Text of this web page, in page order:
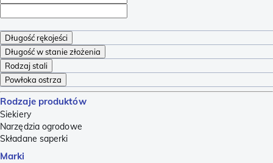
Długość rękojeści
Długość w stanie złożenia
Rodzaj stali
Powłoka ostrza
Rodzaje produktów
Siekiery
Narzędzia ogrodowe
Składane saperki
Marki